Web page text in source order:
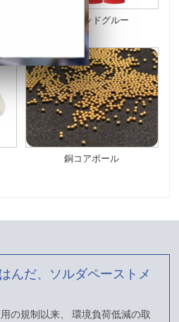
SMTレッドグルー
銅コアボール
んだ、ソルダペーストメ
の規制以来、 環境負荷低減の取